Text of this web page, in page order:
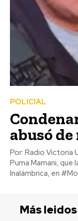
POLICIAL
abusó
Por: Radio Victoria Un policía identificado como Ángel Julio
Puma Mamani, que
Inalámbrica, en
Más leidos